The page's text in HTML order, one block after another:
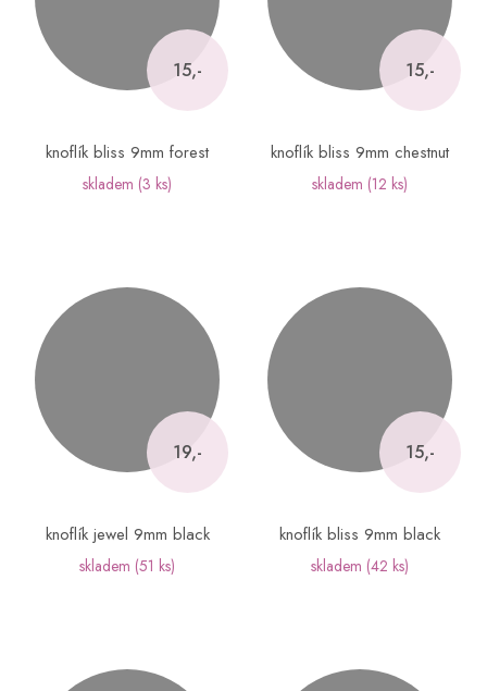
15,-
knoflík bliss 9mm forest
skladem (3 ks)
15,-
knoflík bliss 9mm chestnut
skladem (12 ks)
19,-
knoflík jewel 9mm black
skladem (51 ks)
15,-
knoflík bliss 9mm black
skladem (42 ks)